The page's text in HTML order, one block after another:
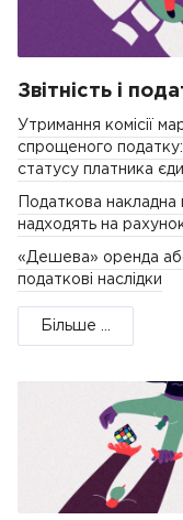
Звітність і
Утримання комісії
спрощеного
статусу платника
Податкова накладна
надходять на
«Дешева» оренда
податкові наслідки
Більше ...